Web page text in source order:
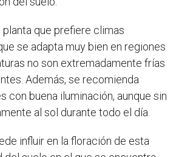
planta que prefiere climas
se adapta muy bien en regiones
no son extremadamente frías
Además, se recomienda
con buena iluminación, aunque sin
al sol durante todo el día.
influir en la floración de esta